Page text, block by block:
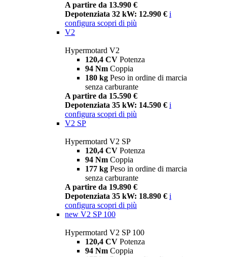
A partire da 13.990 €
Depotenziata 32 kW: 12.990 € i
configura scopri di più
V2
Hypermotard V2
120,4 CV Potenza
94 Nm Coppia
180 kg Peso in ordine di marcia
senza carburante
A partire da 15.590 €
Depotenziata 35 kW: 14.590 € i
configura scopri di più
V2 SP
Hypermotard V2 SP
120,4 CV Potenza
94 Nm Coppia
177 kg Peso in ordine di marcia
senza carburante
A partire da 19.890 €
Depotenziata 35 kW: 18.890 € i
configura scopri di più
new V2 SP 100
Hypermotard V2 SP 100
120,4 CV Potenza
94 Nm Coppia